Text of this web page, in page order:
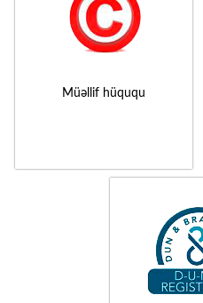
Müəllif hüququ